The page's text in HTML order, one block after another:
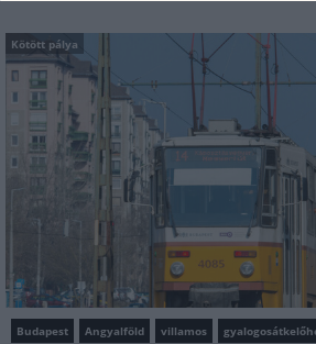
Kötött pálya
Budapest Angyalföld villamos